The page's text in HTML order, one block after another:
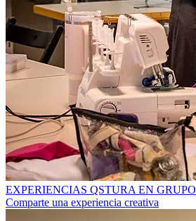
EXPERIENCIAS QSTURA EN GRUPO
Comparte una experiencia creativa